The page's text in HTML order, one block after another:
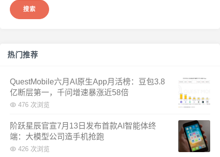
热门推荐
QuestMobile六月AI原生App月活榜：豆包3.8
亿断层第一，千问增速暴涨近58倍
476 次浏览
阶跃星辰官宣7月13日发布首款AI智能体终
端：大模型公司造手机抢跑
426 次浏览